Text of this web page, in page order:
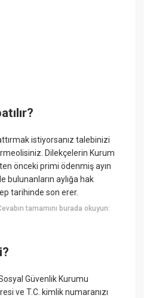
istiyorsanız talebinizi
Dilekçelerin Kurum
önceki primi ödenmiş ayın
bulunanların aylığa hak
tarihinde son erer.
tamamını burada okuyun:
Güvenlik Kurumu
ve T.C. kimlik numaranızı